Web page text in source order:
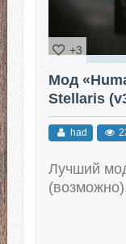
+3
Мод
Stellaris
had
Лучший